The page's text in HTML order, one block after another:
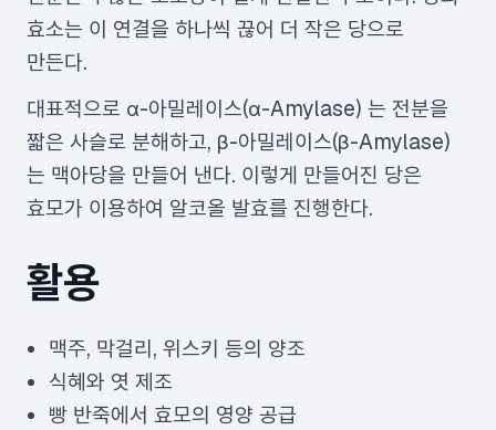
효소는 이 연결을 하나씩 끊어 더 작은 당으로
만든다.
대표적으로 α-아밀레이스(α-Amylase) 는 전분을
짧은 사슬로 분해하고, β-아밀레이스(β-Amylase)
는 맥아당을 만들어 낸다. 이렇게 만들어진 당은
효모가 이용하여 알코올 발효를 진행한다.
활용
맥주, 막걸리, 위스키 등의 양조
식혜와 엿 제조
빵 반죽에서 효모의 영양 공급